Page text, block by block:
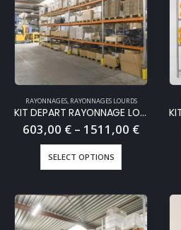
RAYONNAGES, RAYONNAGES LOURDS
KIT DEPART RAYONNAGE LOURD EPSIRACK 2 ou 3 niveaux + sol
603,00 € – 1511,00 €
SELECT OPTIONS